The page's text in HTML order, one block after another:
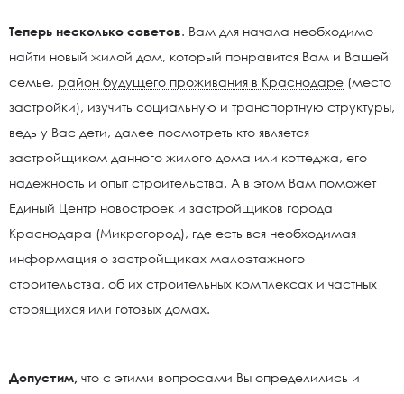
Теперь несколько советов. Вам для начала необходимо
найти новый жилой дом, который понравится Вам и Вашей
семье, район будущего проживания в Краснодаре (место
застройки), изучить социальную и транспортную структуры,
ведь у Вас дети, далее посмотреть кто является
застройщиком данного жилого дома или коттеджа, его
надежность и опыт строительства. А в этом Вам поможет
Единый Центр новостроек и застройщиков города
Краснодара (Микрогород), где есть вся необходимая
информация о застройщиках малоэтажного
строительства, об их строительных комплексах и частных
строящихся или готовых домах.
Допустим, что с этими вопросами Вы определились и